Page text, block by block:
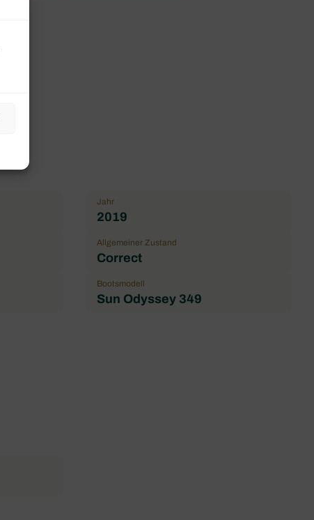
Jahr
2019
Allgemeiner Zustand
Correct
Bootsmodell
Sun Odyssey 349